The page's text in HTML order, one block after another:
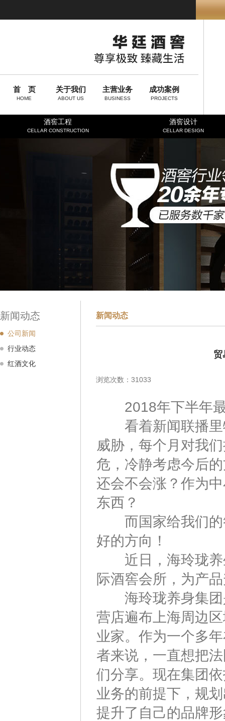
首 页
HOME
关于我们
ABOUT US
主营业务
BUSINESS
成功案例
PROJECTS
酒窖工程
CELLAR CONSTRUCTION
酒窖设计
CELLAR DESIGN
新闻动态
公司新闻
行业动态
红酒文化
新闻动态
贸
浏览次数：31033
2018年下半年最
看着新闻联播里
威胁，每个月对我
危，冷静考虑今后
还会不会涨？作为
东西？
而国家给我们的
好的方向！
近日，海玲珑养
际酒窖会所，为产
海玲珑养身集团
营店遍布上海周边
业家。作为一个多
者来说，一直想把
们分享。现在集团
业务的前提下，规
提升了自己的品牌